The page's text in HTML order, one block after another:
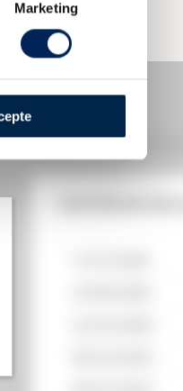
Marketing